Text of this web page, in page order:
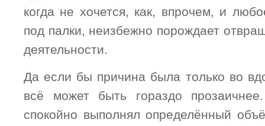
когда не хочется, как, впрочем, и
под палки, неизбежно порождает
деятельности.
Да если бы причина была только во
всё может быть гораздо
спокойно выполнял определённый